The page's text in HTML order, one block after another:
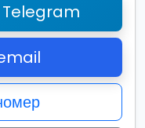
Telegram